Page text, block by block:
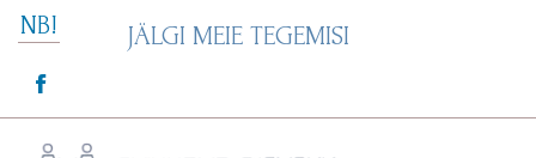
Skip
NB! JÄLGI MEIE TEGEMISI